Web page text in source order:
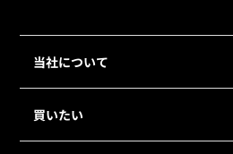
当社について
買いたい